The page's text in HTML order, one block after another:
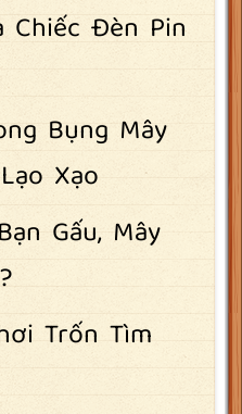
Chiếc Đèn Pin
Bụng Mây
Xạo
Gấu, Mây
Trốn Tìm